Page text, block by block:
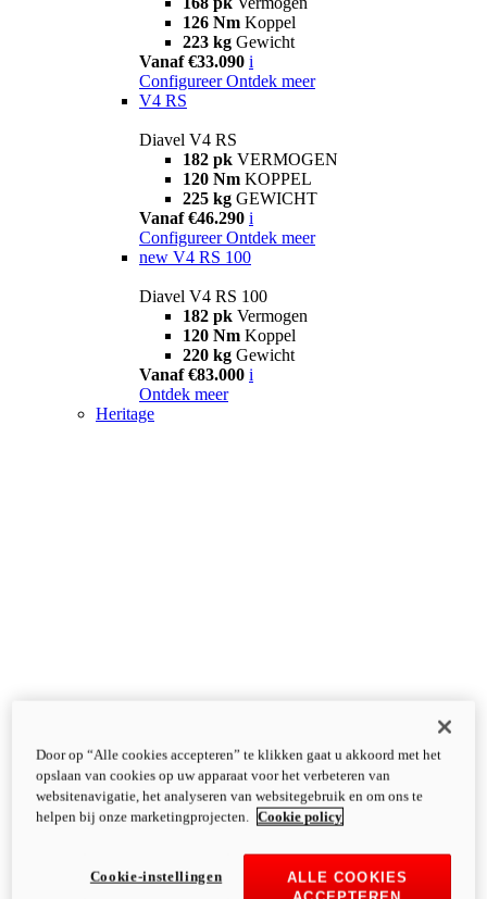
126 Nm Koppel
223 kg Gewicht
Vanaf €33.090 i
Configureer Ontdek meer
V4 RS
Diavel V4 RS
182 pk VERMOGEN
120 Nm KOPPEL
225 kg GEWICHT
Vanaf €46.290 i
Configureer Ontdek meer
new V4 RS 100
Diavel V4 RS 100
182 pk Vermogen
120 Nm Koppel
220 kg Gewicht
Vanaf €83.000 i
Ontdek meer
Heritage
Door op “Alle cookies accepteren” te klikken gaat u akkoord met het
opslaan van cookies op uw apparaat voor het verbeteren van
websitenavigatie, het analyseren van websitegebruik en om ons te
helpen bij onze marketingprojecten.
Cookie policy
ALLE COOKIES
Cookie-instellingen